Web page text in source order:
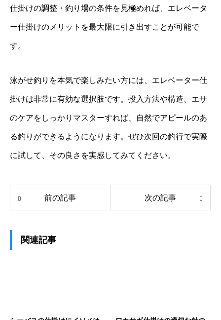
仕掛けの調整・釣り場の条件を見極めれば、エレベータ
ー仕掛けのメリットを最大限に引き出すことが可能で
す。
泳がせ釣りを本気で楽しみたい方には、エレベーター仕
掛けは非常に有効な選択肢です。投入方法や構造、エサ
のケアをしっかりマスターすれば、自然でアピールのあ
る釣りができるようになります。ぜひ次回の釣行で実際
に試して、その良さを実感してみてください。
前の記事 次の記事
関連記事